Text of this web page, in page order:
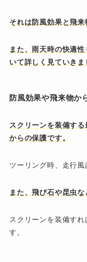
それは防風効果と飛来
また、雨天時の快適
いて詳しく見ていきま
防風効果や飛来物か
スクリーンを装備す
からの保護です。
ツーリング時、走行風
また、飛び石や昆虫
スクリーンを装備す
す。